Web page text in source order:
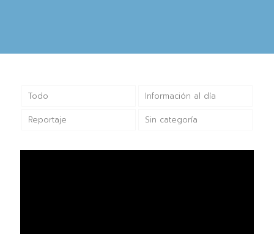
Todo Información al día
Reportaje Sin categoría